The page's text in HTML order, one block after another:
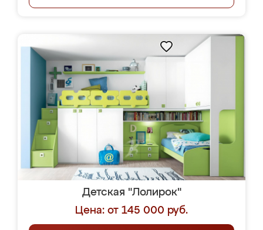
Детская "Лолирок"
Цена: от 145 000 руб.